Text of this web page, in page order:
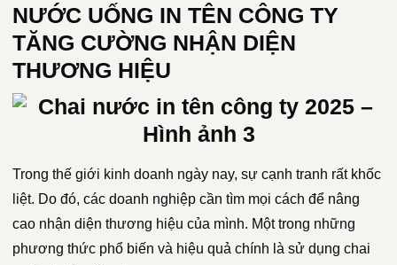
NƯỚC UỐNG IN TÊN CÔNG TY
TĂNG CƯỜNG NHẬN DIỆN
THƯƠNG HIỆU
Trong thế giới kinh doanh ngày nay, sự cạnh tranh rất khốc
liệt. Do đó, các doanh nghiệp cần tìm mọi cách để nâng
cao nhận diện thương hiệu của mình. Một trong những
phương thức phổ biến và hiệu quả chính là sử dụng chai